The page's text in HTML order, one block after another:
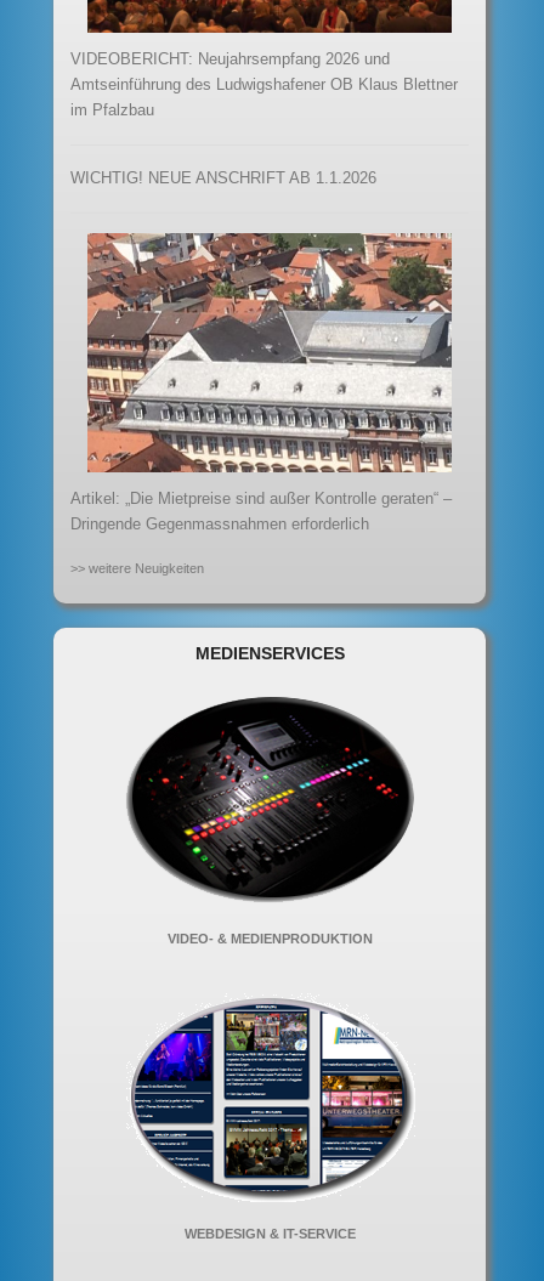
VIDEOBERICHT: Neujahrsempfang 2026 und
Amtseinführung des Ludwigshafener OB Klaus Blettner
im Pfalzbau
WICHTIG! NEUE ANSCHRIFT AB 1.1.2026
Artikel: „Die Mietpreise sind außer Kontrolle geraten“ –
Dringende Gegenmassnahmen erforderlich
>> weitere Neuigkeiten
MEDIENSERVICES
VIDEO- & MEDIENPRODUKTION
WEBDESIGN & IT-SERVICE